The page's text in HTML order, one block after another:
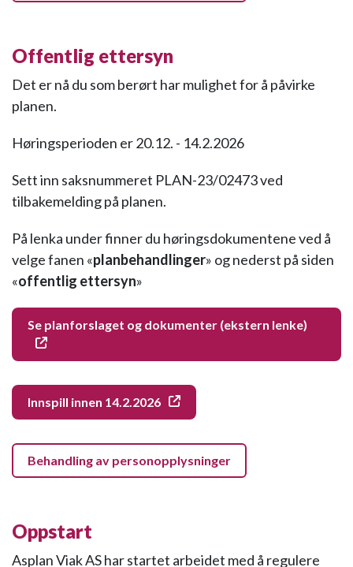
Offentlig ettersyn
Det er nå du som berørt har mulighet for å påvirke
planen.
Høringsperioden er 20.12. - 14.2.2026
Sett inn saksnummeret PLAN-23/02473 ved
tilbakemelding på planen.
På lenka under finner du høringsdokumentene ved å
velge fanen «planbehandlinger» og nederst på siden
«offentlig ettersyn»
Se planforslaget og dokumenter (ekstern lenke)
Innspill innen 14.2.2026
Behandling av personopplysninger
Oppstart
Asplan Viak AS har startet arbeidet med å regulere